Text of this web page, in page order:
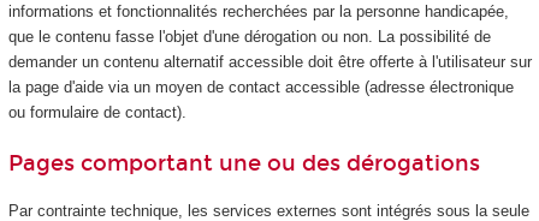
informations et fonctionnalités recherchées par la personne handicapée,
que le contenu fasse l'objet d'une dérogation ou non. La possibilité de
demander un contenu alternatif accessible doit être offerte à l'utilisateur sur
la page d'aide via un moyen de contact accessible (adresse électronique
ou formulaire de contact).
Pages comportant une ou des dérogations
Par contrainte technique, les services externes sont intégrés sous la seule